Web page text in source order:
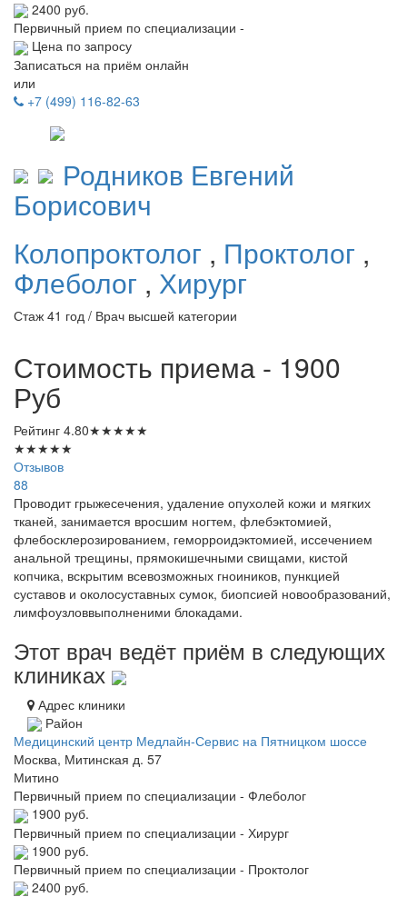
2400 руб.
Первичный прием по специализации -
Цена по запросу
Записаться на приём онлайн
или
+7 (499) 116-82-63
Родников Евгений
Борисович
Колопроктолог , Проктолог ,
Флеболог , Хирург
Стаж 41 год / Врач высшей категории
Стоимость приема - 1900
Руб
Рейтинг 4.80★★★★★
★★★★★
Отзывов
88
Проводит грыжесечения, удаление опухолей кожи и мягких
тканей, занимается вросшим ногтем, флебэктомией,
флебосклерозированием, геморроидэктомией, иссечением
анальной трещины, прямокишечными свищами, кистой
копчика, вскрытим всевозможных гноиников, пункцией
суставов и околосуставных сумок, биопсией новообразований,
лимфоузловвыполненими блокадами.
Этот врач ведёт приём в следующих
клиниках
Адрес клиники
Район
Медицинский центр Медлайн-Сервис на Пятницком шоссе
Москва, Митинская д. 57
Митино
Первичный прием по специализации - Флеболог
1900 руб.
Первичный прием по специализации - Хирург
1900 руб.
Первичный прием по специализации - Проктолог
2400 руб.